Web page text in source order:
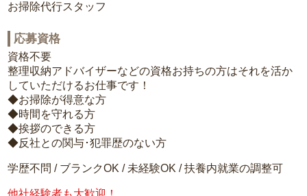
お掃除代行スタッフ
応募資格
資格不要
整理収納アドバイザーなどの資格お持ちの方はそれを活か
していただけるお仕事です！
◆お掃除が得意な方
◆時間を守れる方
◆挨拶のできる方
◆反社との関与･犯罪歴のない方
学歴不問 / ブランクOK / 未経験OK / 扶養内就業の調整可